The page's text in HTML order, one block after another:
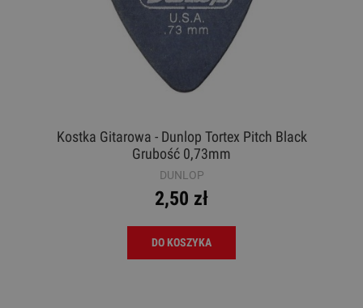
Kostka Gitarowa - Dunlop Tortex Pitch Black
Grubość 0,73mm
DUNLOP
2,50 zł
DO KOSZYKA